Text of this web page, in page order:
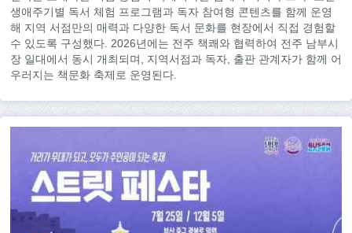
생애주기별 독서 체험 프로그램과 독자 참여형 콘텐츠를 함께 운영
해 지역 서점만의 매력과 다양한 독서 문화를 현장에서 직접 경험할
수 있도록 구성했다. 2026년에는 전주 책쾌와 협력하여 전주 남부시
장 일대에서 동시 개최되며, 지역서점과 독자, 출판 관계자가 함께 어
우러지는 책문화 축제로 운영된다.